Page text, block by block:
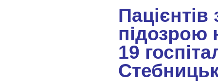
Пацієнтів
підозрою
19